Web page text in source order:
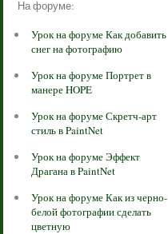
На форуме:
Урок на форуме Как добавить
снег на фотографию
Урок на форуме Портрет в
манере HOPE
Урок на форуме Скретч-арт
стиль в PaintNet
Урок на форуме Эффект
Драгана в PaintNet
Урок на форуме Как из черно-
белой фотографии сделать
цветную